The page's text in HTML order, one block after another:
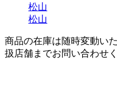
松山
松山
商品の在庫は随時変動い
扱店舗までお問い合わせく